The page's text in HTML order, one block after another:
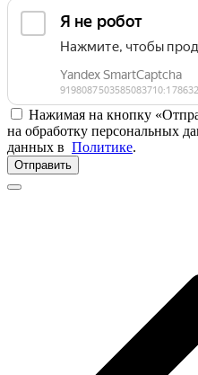
Нажимая на кнопку
на обработку персональных
данных в Политике.
Отправить